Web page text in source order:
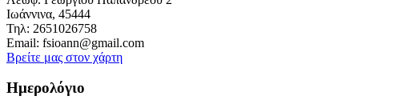
Ιωάννινα, 45444
Τηλ: 2651026758
Email: fsioann@gmail.com
Βρείτε μας στον χάρτη
Ημερολόγιο